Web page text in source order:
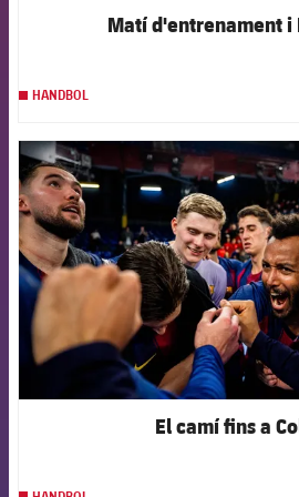
Matí d'entrenament i
HANDBOL
FCB
El camí fins a